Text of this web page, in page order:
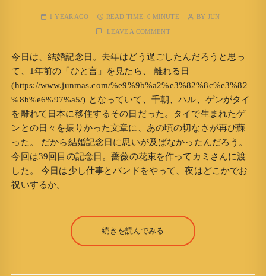
1 YEAR AGO READ TIME: 0 MINUTE BY JUN
LEAVE A COMMENT
今日は、結婚記念日。去年はどう過ごしたんだろうと思っ
て、1年前の「ひと言」を見たら、 離れる日
(https://www.junmas.com/%e9%9b%a2%e3%82%8c%e3%82
%8b%e6%97%a5/) となっていて、千朝、ハル、ゲンがタイ
を離れて日本に移住するその日だった。タイで生まれたゲ
ンとの日々を振りかった文章に、あの頃の切なさが再び蘇
った。 だから結婚記念日に思いが及ばなかったんだろう。
今回は39回目の記念日。薔薇の花束を作ってカミさんに渡
した。 今日は少し仕事とバンドをやって、夜はどこかでお
祝いするか。
続きを読んでみる